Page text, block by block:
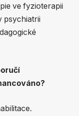
ve fyzioterapii
psychiatrii